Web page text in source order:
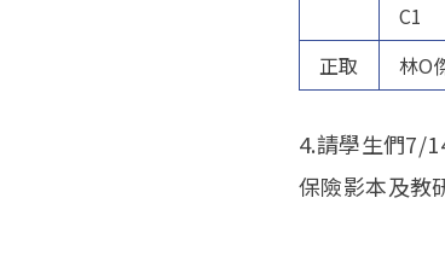
C1
正取
林O
4.請學生們7/
保險影本及教